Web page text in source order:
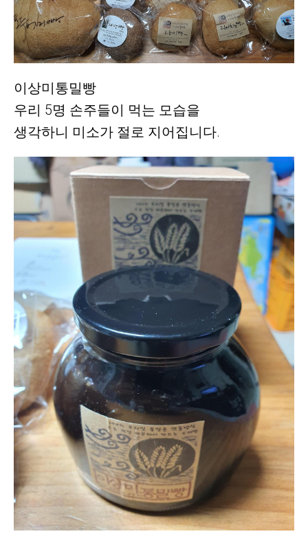
이상미통밀빵
우리 5명 손주들이 먹는 모습을
생각하니 미소가 절로 지어집니다.